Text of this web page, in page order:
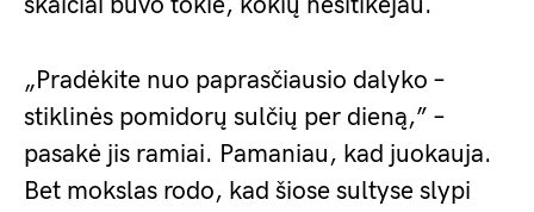
„Pradėkite nuo paprasčiausio dalyko –
stiklinės pomidorų sulčių per dieną,” –
pasakė jis ramiai. Pamaniau, kad juokauja.
Bet mokslas rodo, kad šiose sultyse slypi